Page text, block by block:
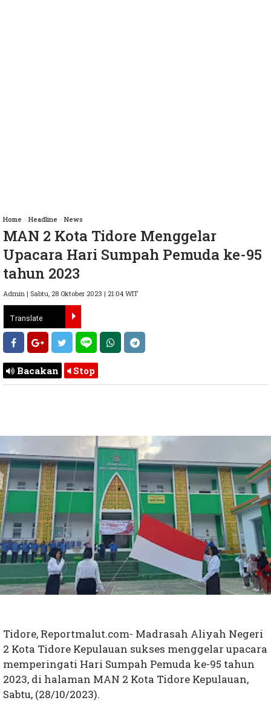
Home » Headline » News
MAN 2 Kota Tidore Menggelar
Upacara Hari Sumpah Pemuda ke-95
tahun 2023
Admin | Sabtu, 28 Oktober 2023 | 21:04 WIT
Bacakan Stop
Tidore, Reportmalut.com- Madrasah Aliyah Negeri
2 Kota Tidore Kepulauan sukses menggelar upacara
memperingati Hari Sumpah Pemuda ke-95 tahun
2023, di halaman MAN 2 Kota Tidore Kepulauan,
Sabtu, (28/10/2023).